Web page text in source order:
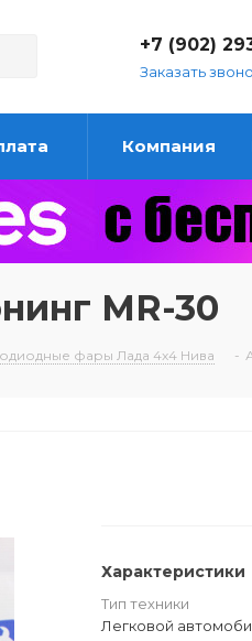
+7 (902)
Заказать
Компания
MR-30
фары Лада 4x4 Нива -
Характеристики
Тип техники
Легковой